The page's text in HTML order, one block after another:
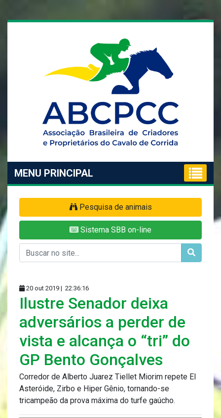
MENU PRINCIPAL
Pesquisa de animais
Sistema SBB on-line
20 out 2019 | 22:36:16
Ilustre Senador deixa
adversários a perder de
vista e alcança o “tri” do
GP Bento Gonçalves
Corredor de Alberto Juarez Tiellet Miorim repete El
Asteróide, Zirbo e Hiper Gênio, tornando-se
tricampeão da prova máxima do turfe gaúcho.